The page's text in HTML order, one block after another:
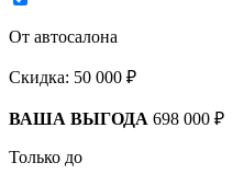
От автосалона
Скидка: 50 000 ₽
ВАША ВЫГОДА 698 000 ₽
Только до